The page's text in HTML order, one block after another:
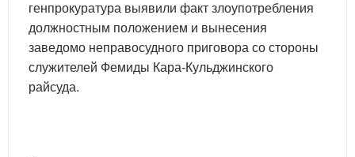
генпрокуратура выявили факт злоупотребления
должностным положением и вынесения
заведомо неправосудного приговора со стороны
служителей Фемиды Кара-Кульджинского
райсуда.